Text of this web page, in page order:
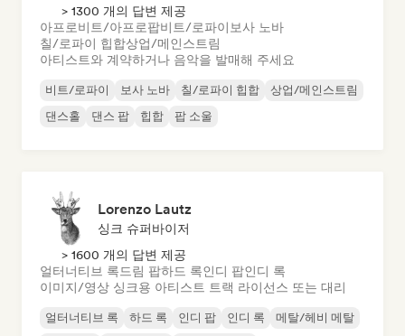
> 1300 개의 답변 제공
아프로비트/아프로팝비트/로파이 보사 노바
칠/로파이 힙합상업/메인스트림
아티스트와 계약하거나 음악을 발매해 주세요
비트/로파이 보사 노바 칠/로파이 힙합
상업/메인스트림
댄스홀
댄스 팝 힙합 팝 소울
Lorenzo Lautz
싱크 슈퍼바이저
> 1600 개의 답변 제공
얼터너티브 록드림 팝하드 록인디 팝인디 록
이미지/영상 싱크용 아티스트 트랙 라이선스 또는 대리
얼터너티브 록 하드 록 인디 팝 인디 록
메탈/헤비 메탈